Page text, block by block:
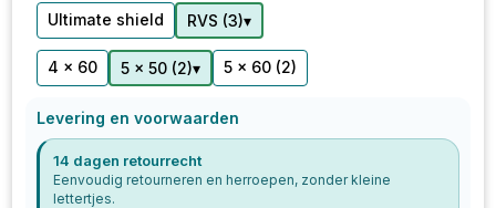
Ultimate shield RVS (3)▾
4 x 60 5 x 50 (2)▾ 5 x 60 (2)
Levering en voorwaarden
14 dagen retourrecht
Eenvoudig retourneren en herroepen, zonder kleine
lettertjes.